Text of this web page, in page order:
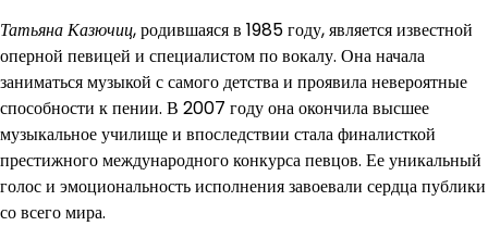
Татьяна Казючиц, родившаяся в 1985 году, является известной
оперной певицей и специалистом по вокалу. Она начала
заниматься музыкой с самого детства и проявила невероятные
способности к пении. В 2007 году она окончила высшее
музыкальное училище и впоследствии стала финалисткой
престижного международного конкурса певцов. Ее уникальный
голос и эмоциональность исполнения завоевали сердца публики
со всего мира.